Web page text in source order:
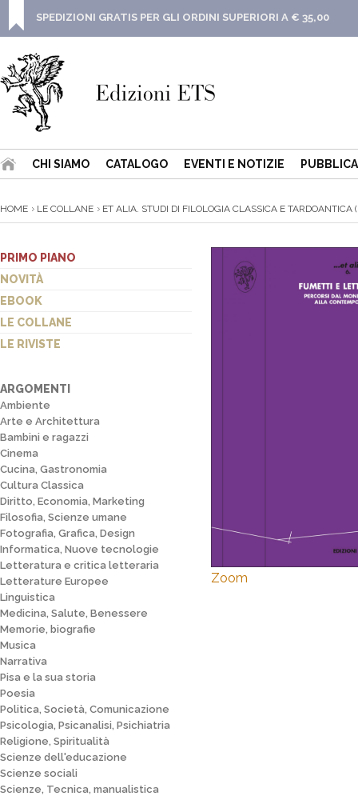
SPEDIZIONI GRATIS PER GLI ORDINI SUPERIORI A € 35,00
CHI SIAMO CATALOGO EVENTI E NOTIZIE
HOME LE COLLANE ET ALIA. STUDI DI FILOLOGIA CLASSICA E TARDOANTICA
PRIMO PIANO
NOVITÀ
EBOOK
LE COLLANE
LE RIVISTE
ARGOMENTI
Ambiente
Arte e Architettura
Bambini e ragazzi
Cinema
Cucina, Gastronomia
Cultura Classica
Diritto, Economia, Marketing
Filosofia, Scienze umane
Fotografia, Grafica, Design
Informatica, Nuove tecnologie
Letteratura e critica letteraria
Letterature Europee
Linguistica
Medicina, Salute, Benessere
Memorie, biografie
Musica
Narrativa
Pisa e la sua storia
Poesia
Politica, Società, Comunicazione
Psicologia, Psicanalisi, Psichiatria
Religione, Spiritualità
Scienze dell'educazione
Scienze sociali
Scienze, Tecnica, manualistica
Zoom